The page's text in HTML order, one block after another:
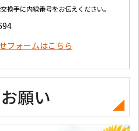
換手に内線番号をお伝えください。
フォームはこちら